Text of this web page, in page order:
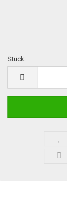
Stück: